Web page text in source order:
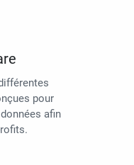
pour
afin